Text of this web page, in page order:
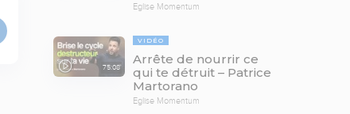
Eglise Momentum
75:08
VIDÉO
Arrête de nourrir ce
qui te détruit – Patrice
Martorano
Eglise Momentum